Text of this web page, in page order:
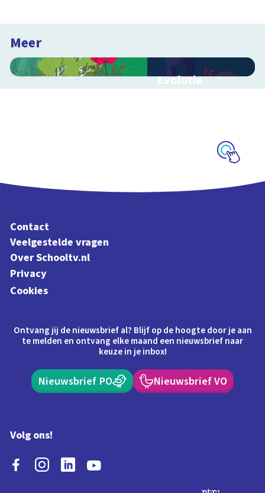
Meer
Evolutie
Schoolplaat over
Contact
Veelgestelde vragen
Over Schooltv.nl
Privacy
Cookies
Ontvang jij de nieuwsbrief al? Blijf op de hoogte door je aan
te melden en ontvang elke maand een nieuwsbrief naar
keuze in je inbox!
Nieuwsbrief PO Nieuwsbrief VO
Volg ons!